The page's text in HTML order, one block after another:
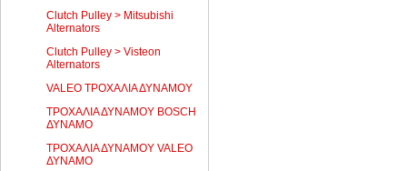
Clutch Pulley > Mitsubishi
Alternators
Clutch Pulley > Visteon
Alternators
VALEO ΤΡΟΧΑΛΙΑ ΔΥΝΑΜΟΥ
ΤΡΟΧΑΛΙΑ ΔΥΝΑΜΟΥ BOSCH
ΔΥΝΑΜΟ
ΤΡΟΧΑΛΙΑ ΔΥΝΑΜΟΥ VALEO
ΔΥΝΑΜΟ